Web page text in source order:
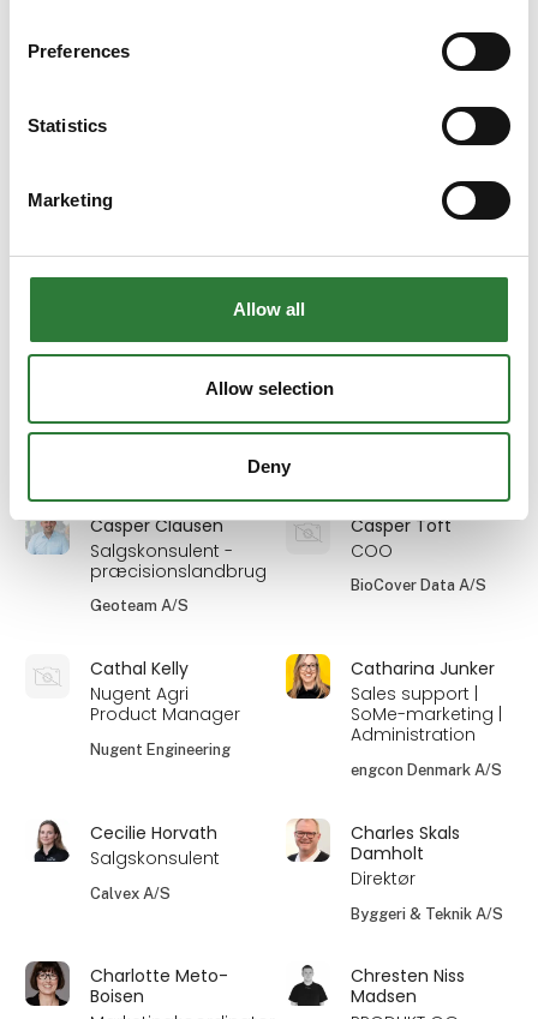
Preferences
Statistics
Marketing
Allow all
Allow selection
Deny
(Sjælland, Fyn og
Bornholm)
Sælger
Bornholm
Woodconstruction
Carsten Mouridsen
MidtVest Maskiner -
Carsten Pedersen
SEGES Innovation
Casper Clausen
Salgskonsulent -
præcisionslandbrug
Geoteam A/S
Casper Toft
COO
BioCover Data A/S
Cathal Kelly
Nugent Agri
Product Manager
Nugent Engineering
Catharina Junker
Sales support |
SoMe-marketing |
Administration
engcon Denmark A/S
Cecilie Horvath
Salgskonsulent
Calvex A/S
Charles Skals
Damholt
Direktør
Byggeri & Teknik A/S
Charlotte Meto-
Boisen
Chresten Niss
Madsen